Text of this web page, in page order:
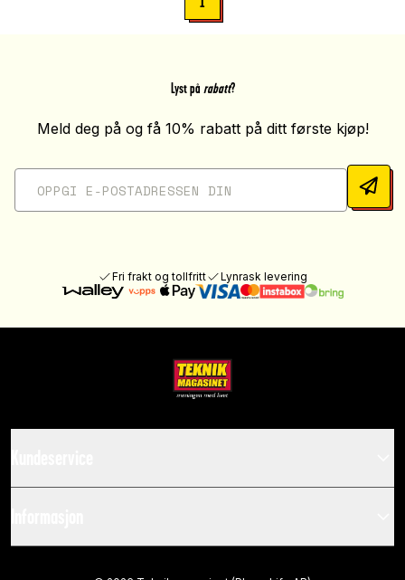
Lyst på rabatt?
Meld deg på og få 10% rabatt på ditt første kjøp!
Fri frakt og tollfritt Lynrask levering